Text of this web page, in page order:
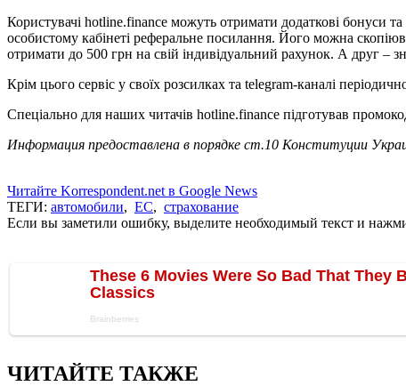
Користувачі hotline.finance можуть отримати додаткові бонуси
особистому кабінеті реферальне посилання. Його можна
отримати до 500 грн на свій індивідуальний рахунок. А друг –
Крім цього сервіс у своїх розсилках та telegram-каналі
Спеціально для наших читачів hotline.finance підготував
Информация предоставлена в порядке ст.10 Конституции
Читайте Korrespondent.net в Google News
ТЕГИ: автомобили, ЕС, страхование
Если вы заметили ошибку, выделите необходимый текст и
ЧИТАЙТЕ ТАКЖЕ